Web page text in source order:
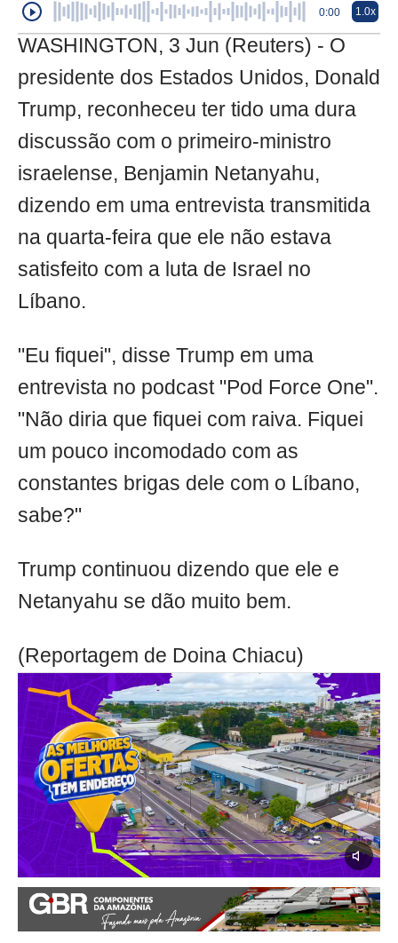
0:00 1.0x
WASHINGTON, 3 Jun (Reuters) - O
presidente dos Estados Unidos, Donald
Trump, reconheceu ter tido uma dura
discussão com o primeiro-ministro
israelense, Benjamin Netanyahu,
dizendo em uma entrevista transmitida
na quarta-feira que ele não estava
satisfeito com a luta de Israel no
Líbano.
"Eu fiquei", disse Trump em uma
entrevista no podcast "Pod Force One".
"Não diria que fiquei com raiva. Fiquei
um pouco incomodado com as
constantes brigas dele com o Líbano,
sabe?"
Trump continuou dizendo que ele e
Netanyahu se dão muito bem.
(Reportagem de Doina Chiacu)